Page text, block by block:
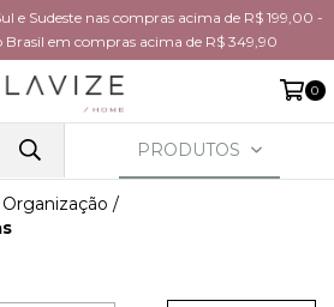
e Sudeste nas compras acima de R$ 199,00 -
Brasil em compras acima de R$ 349,90
0
PRODUTOS
Organização /